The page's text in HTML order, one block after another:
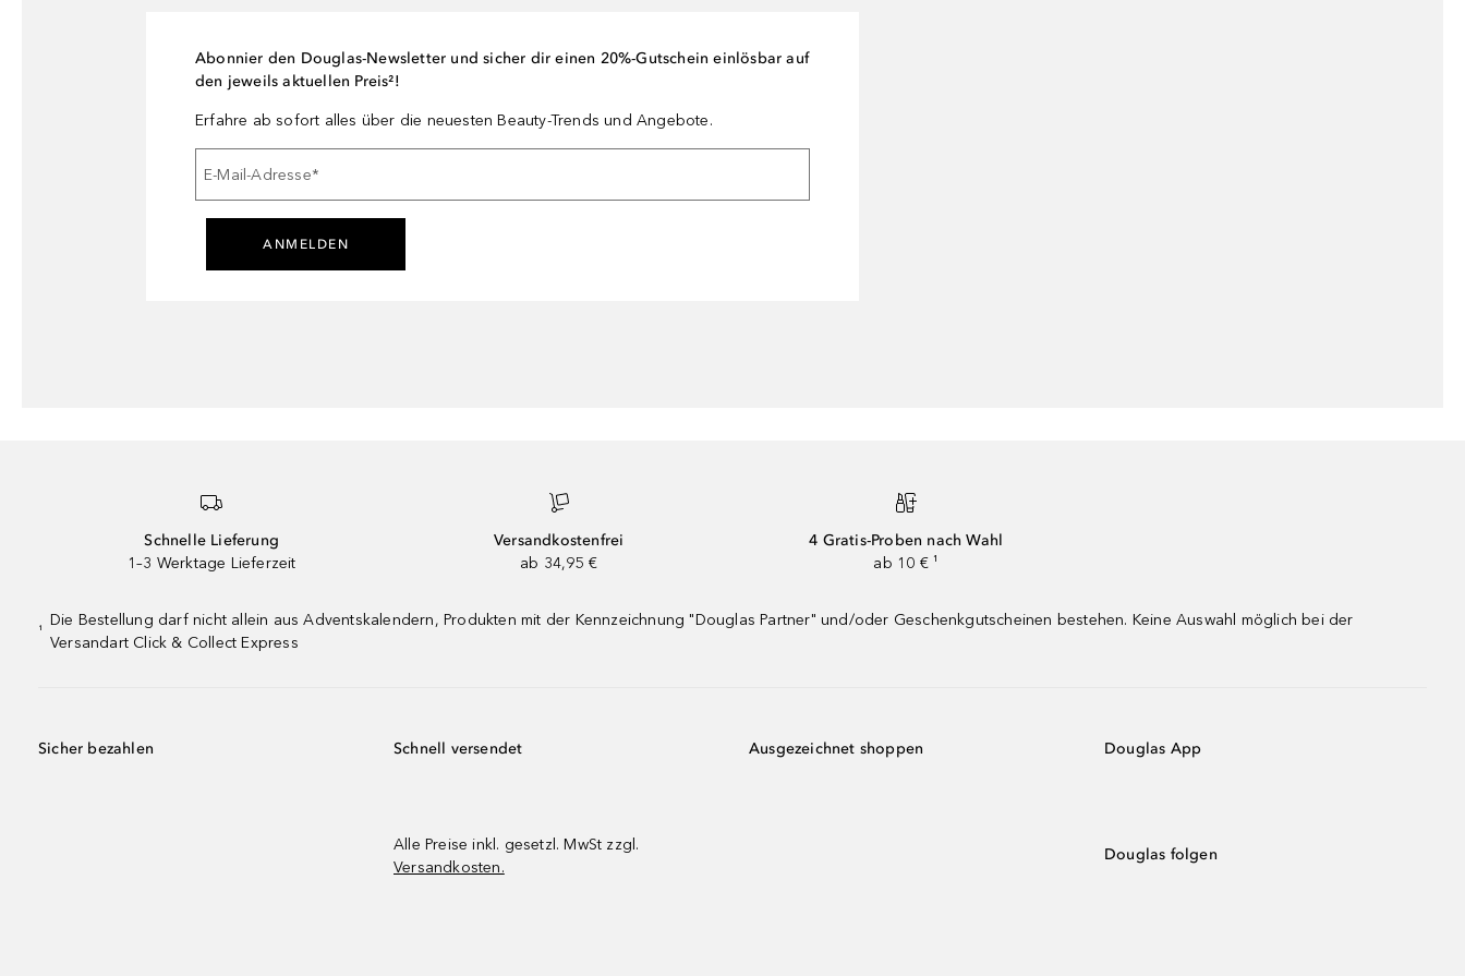
Abonnier den Douglas-Newsletter und sicher dir einen 20%-Gutschein einlösbar auf
den jeweils aktuellen Preis²!
Erfahre ab sofort alles über die neuesten Beauty-Trends und Angebote.
E-Mail-Adresse*
ANMELDEN
Schnelle Lieferung
1–3 Werktage Lieferzeit
Versandkostenfrei
ab 34,95 €
4 Gratis-Proben nach Wahl
ab 10 € ¹
¹
Die Bestellung darf nicht allein aus Adventskalendern, Produkten mit der Kennzeichnung "Douglas Partner" und/oder Geschenkgutscheinen bestehen. Keine Auswahl möglich bei der
Versandart Click & Collect Express
Sicher bezahlen Schnell versendet
Alle Preise inkl. gesetzl. MwSt zzgl.
Versandkosten.
Ausgezeichnet shoppen Douglas App
Douglas folgen